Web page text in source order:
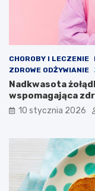
CHOROBY I LECZENIE
ZDROWE ODŻYWIANIE
Nadkwasota
wspomagająca
10 stycznia 2026